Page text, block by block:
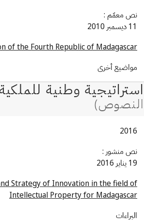
معمّم :
of the Fourth Republic of
أخرى
منشور :
and Strategy of Innovation in the field
Intellectual Property for